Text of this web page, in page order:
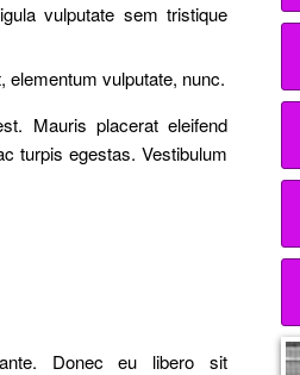
vulputate sem tristique
elementum vulputate, nunc.
Mauris placerat eleifend
turpis egestas. Vestibulum
Donec eu libero sit